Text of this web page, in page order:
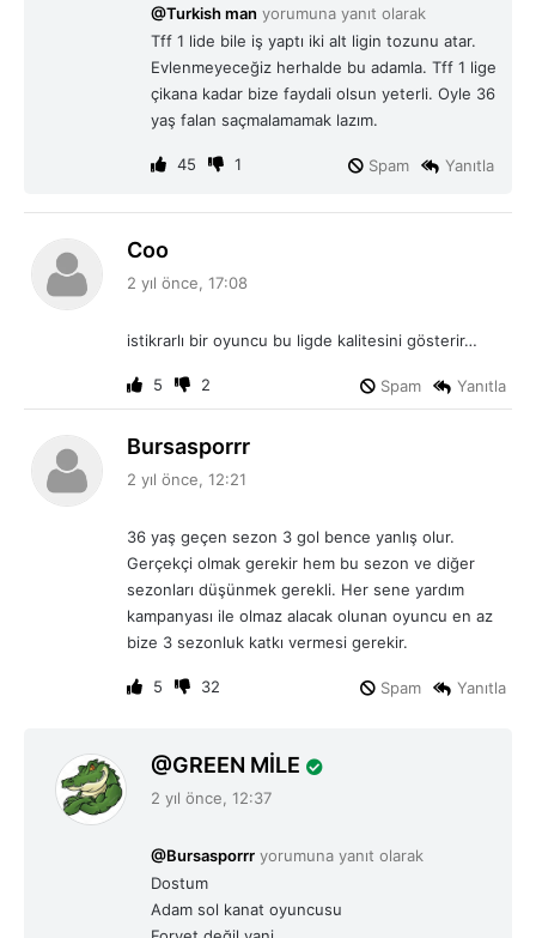
:
@Turkish man yorumuna yanıt olarak
Tff 1 lide bile iş yaptı iki alt ligin tozunu atar.
Evlenmeyeceğiz herhalde bu adamla. Tff 1 lige
çikana kadar bize faydali olsun yeterli. Oyle 36
yaş falan saçmalamamak lazım.
45 1 Yanıtla
Spam
Coo
:
2 yıl önce, 17:08
istikrarlı bir oyuncu bu ligde kalitesini gösterir…
5 2 Yanıtla
Spam
Bursasporrr
i
:
2 yıl önce, 12:21
36 yaş geçen sezon 3 gol bence yanlış olur.
Gerçekçi olmak gerekir hem bu sezon ve diğer
sezonları düşünmek gerekli. Her sene yardım
kampanyası ile olmaz alacak olunan oyuncu en az
bize 3 sezonluk katkı vermesi gerekir.
5 32 Yanıtla
Spam
GREEN MİLE
2 yıl önce, 12:37
@Bursasporrr yorumuna yanıt olarak
Dostum
Adam sol kanat oyuncusu